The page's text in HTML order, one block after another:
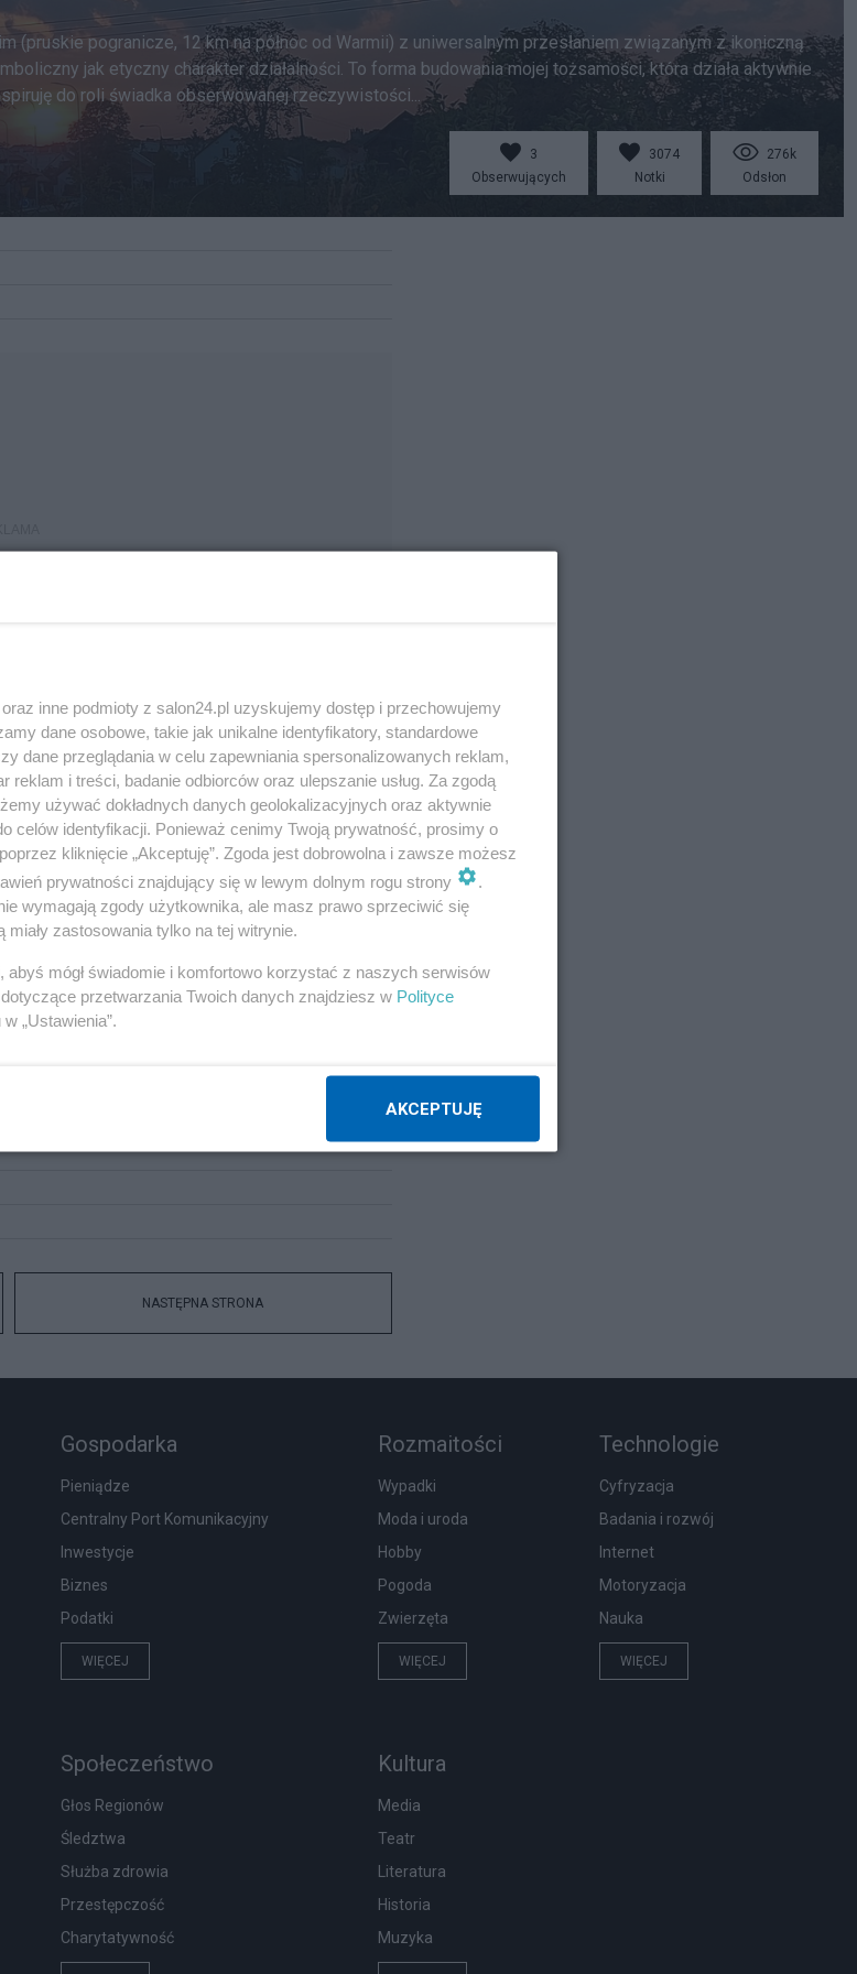
(pruskie pogranicze, 12 km na północ od Warmii) z uniwersalnym przesłaniem związanym z ikoniczną
jak etyczny charakter działalności. To forma budowania mojej tożsamości, która działa aktywnie
do roli świadka obserwowanej rzeczywistości...
3
Obserwujących
3074
Notki
276k
Odsłon
NASTĘPNA STRONA
Gospodarka
Pieniądze
Centralny Port Komunikacyjny
Inwestycje
Biznes
Podatki
WIĘCEJ
Rozmaitości
Wypadki
Moda i uroda
Hobby
Pogoda
Zwierzęta
WIĘCEJ
Technologie
Cyfryzacja
Badania i rozwój
Internet
Motoryzacja
Nauka
WIĘCEJ
Społeczeństwo
Głos Regionów
Śledztwa
Służba zdrowia
Przestępczość
Charytatywność
Kultura
Media
Teatr
Literatura
Historia
Muzyka
inne podmioty z salon24.pl uzyskujemy dostęp i przechowujemy
dane osobowe, takie jak unikalne identyfikatory, standardowe
dane przeglądania w celu zapewniania spersonalizowanych reklam,
i treści, badanie odbiorców oraz ulepszanie usług. Za zgodą
używać dokładnych danych geolokalizacyjnych oraz aktywnie
celów identyfikacji. Ponieważ cenimy Twoją prywatność, prosimy o
kliknięcie „Akceptuję”. Zgoda jest dobrowolna i zawsze możesz
prywatności znajdujący się w lewym dolnym rogu strony
.
wymagają zgody użytkownika, ale masz prawo sprzeciwić się
zastosowania tylko na tej witrynie.
mógł świadomie i komfortowo korzystać z naszych serwisów
przetwarzania Twoich danych znajdziesz w Polityce
„Ustawienia”.
AKCEPTUJĘ